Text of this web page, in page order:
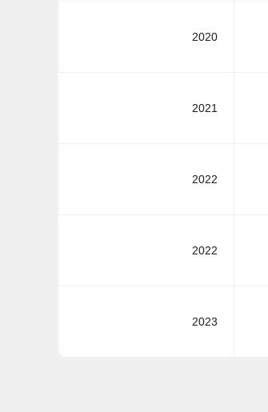
2020
2021
2022
2022
2023